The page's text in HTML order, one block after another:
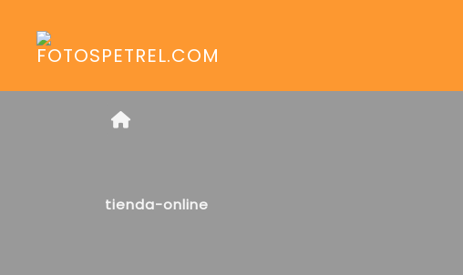
tienda-online